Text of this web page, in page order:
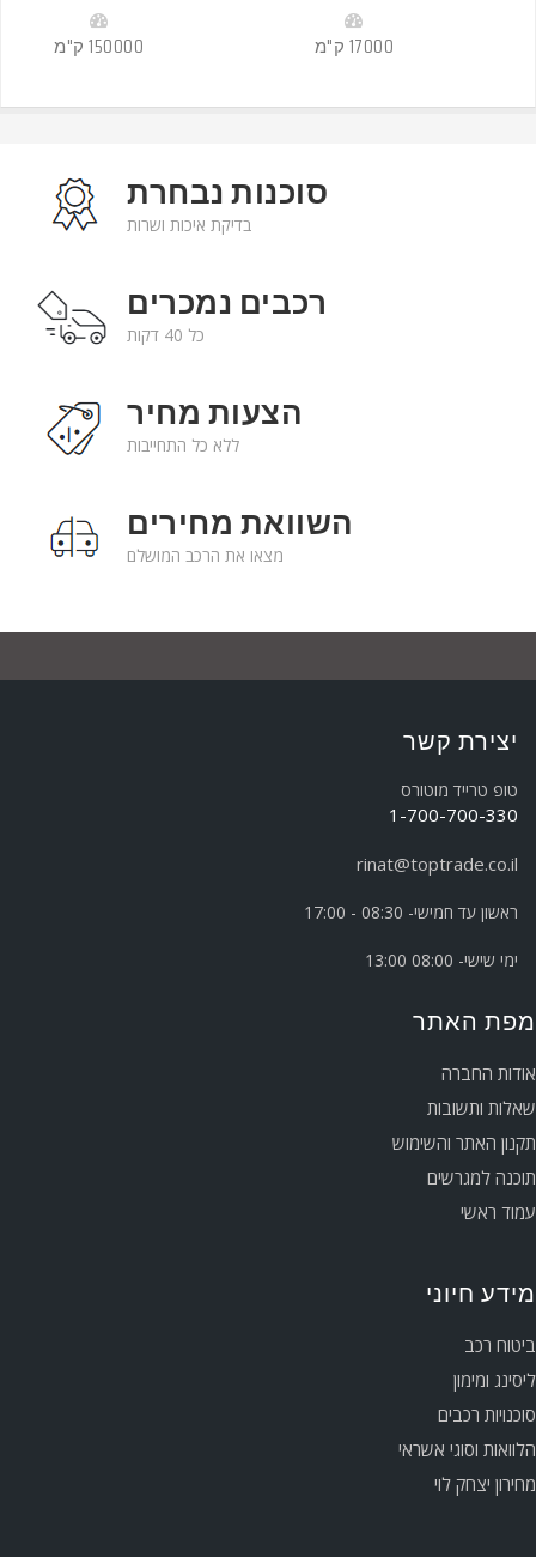
150000 ק"מ 201617000 ק"מ
סוכנות נבחרת
בדיקת איכות ושרות
רכבים נמכרים
כל 40 דקות
הצעות מחיר
ללא כל התחייבות
השוואת מחירים
מצאו את הרכב המושלם
יצירת קשר
טופ טרייד מוטורס
1-700-700-330
rinat@toptrade.co.il
ראשון עד חמישי- 08:30 - 17:00
ימי שישי- 08:00 13:00
מפת האתר
אודות החברה
שאלות ותשובות
תקנון האתר והשימוש
תוכנה למגרשים
עמוד ראשי
מידע חיוני
ביטוח רכב
ליסינג ומימון
סוכנויות רכבים
הלוואות וסוגי אשראי
מחירון יצחק לוי